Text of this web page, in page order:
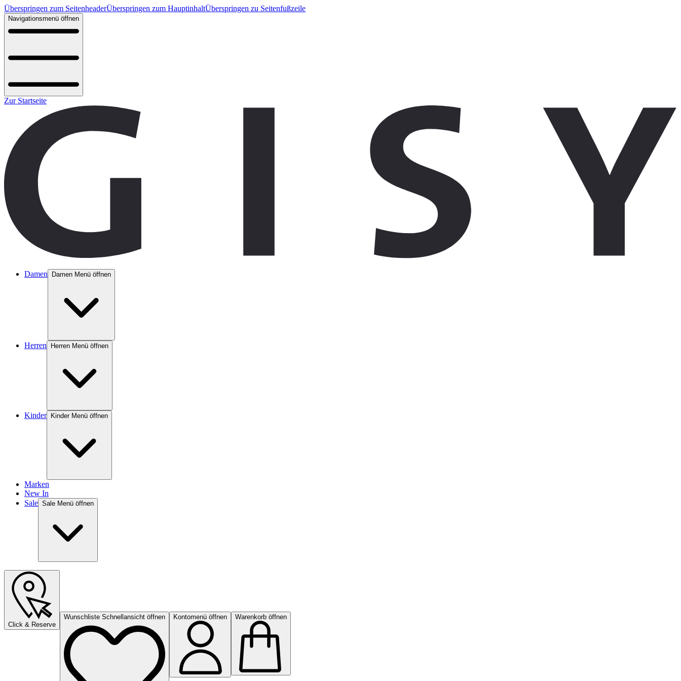
Überspringen zum SeitenheaderÜberspringen zum HauptinhaltÜberspringen zu Seitenfußzeile
Navigationsmenü öffnen
Zur Startseite
Damen Damen Menü öffnen
Herren Herren Menü öffnen
Kinder Kinder Menü öffnen
Marken
New In
Sale Sale Menü öffnen
Click & Reserve
Wunschliste Schnellansicht öffnen Kontomenü öffnen Warenkorb öffnen